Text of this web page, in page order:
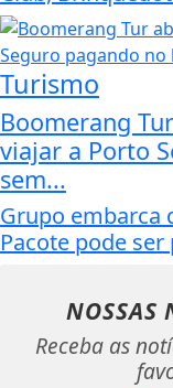
Turismo
Boomerang
viajar a Porto
sem...
Grupo embarca
Pacote pode
NOSSAS
Receba as